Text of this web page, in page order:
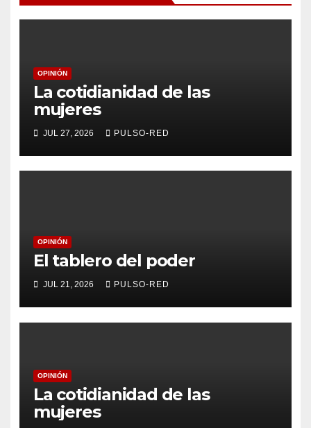
OPINIÓN
La cotidianidad de las
mujeres
JUL 27, 2026 PULSO-RED
OPINIÓN
El tablero del poder
JUL 21, 2026 PULSO-RED
OPINIÓN
La cotidianidad de las
mujeres